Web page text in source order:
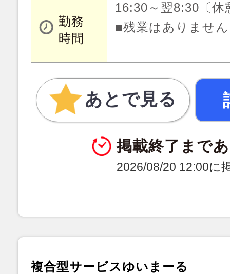
勤務
時間
16:30～翌8:30〔休
■残業はありませ
あとで見る
掲載終了まで
2026/08/20 12:00に
複合型サービスゆいまーる